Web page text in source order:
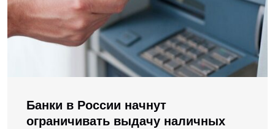
Банки в России начнут
ограничивать выдачу наличных